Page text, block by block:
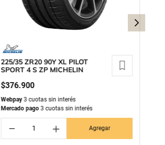
225/35 ZR20 90Y XL PILOT
SPORT 4 S ZP MICHELIN
$376.900
Webpay3 cuotas sin interés
Mercado pago3 cuotas sin interés
＋
－ Agregar